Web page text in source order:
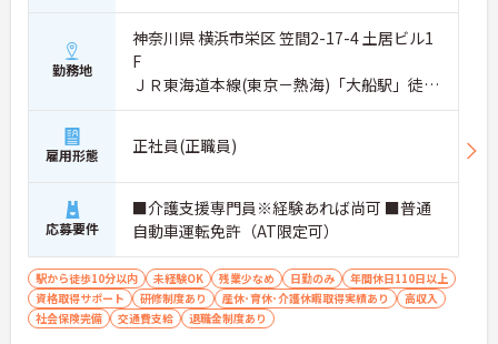
勤務地
神奈川県 横浜市栄区 笠間2-17-4 土居ビル1
F
ＪＲ東海道本線(東京－熱海)「大船駅」徒歩
10分
雇用形態 正社員(正職員)
応募要件
■介護支援専門員※経験あれば尚可 ■普通
自動車運転免許（AT限定可）
駅から徒歩10分以内 未経験OK 残業少なめ 日勤のみ
年間休日110日以上
資格取得サポート
研修制度あり 産休･育休･介護休暇取得実績あり
高収入
社会保険完備
交通費支給 退職金制度あり